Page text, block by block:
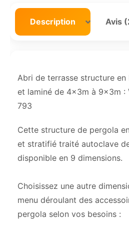
Description Avis
Abri de terrasse structure
et laminé de 4x3m à 9x3m :
793
Cette structure de pergola
et stratifié traité autoclave
disponible en 9 dimensions.
Choisissez une autre
menu déroulant des
pergola selon vos besoins :